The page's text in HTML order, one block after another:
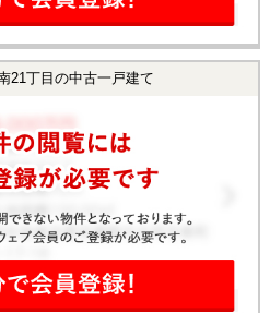
21丁目の中古一戸建て